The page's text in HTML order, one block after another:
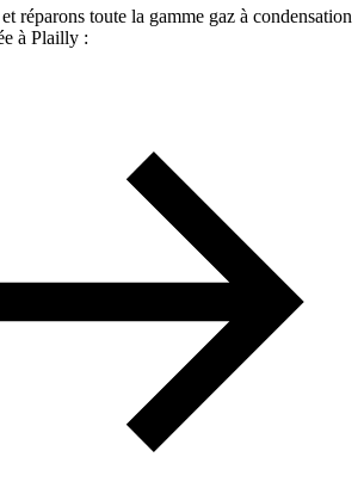
réparons toute la gamme gaz à condensation
à Plailly :